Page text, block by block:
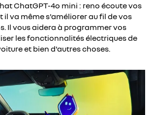
ChatGPT-4o mini : reno écoute vos
il va même s'améliorer au fil de vos
Il vous aidera à programmer vos
les fonctionnalités électriques de
et bien d'autres choses.